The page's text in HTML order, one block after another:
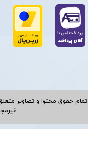
تمام حقوق محتوا و تصاویر